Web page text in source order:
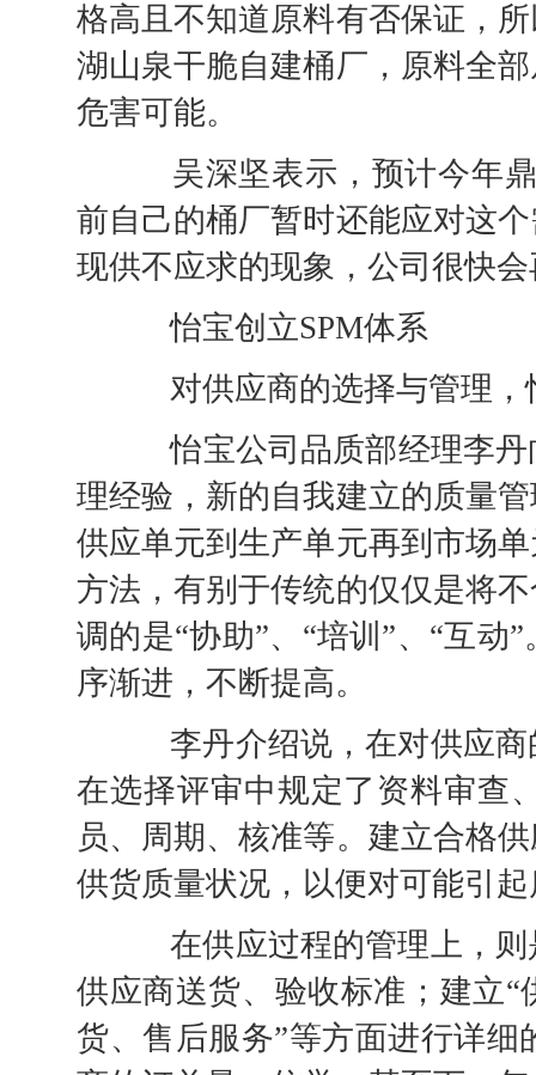
格高且不知道原料有否保证，
湖山泉干脆自建桶厂，原料全
危害可能。
吴深坚表示，预计今年鼎
前自己的桶厂暂时还能应对这
现供不应求的现象，公司很快
怡宝创立SPM体系
对供应商的选择与管理，
怡宝公司品质部经理李丹
理经验，新的自我建立的质量
供应单元到生产单元再到市场
方法，有别于传统的仅仅是将
调的是“协助”、“培训”、“互动
序渐进，不断提高。
李丹介绍说，在对供应商
在选择评审中规定了资料审查
员、周期、核准等。建立合格
供货质量状况，以便对可能引
在供应过程的管理上，则
供应商送货、验收标准；建立
货、售后服务”等方面进行详